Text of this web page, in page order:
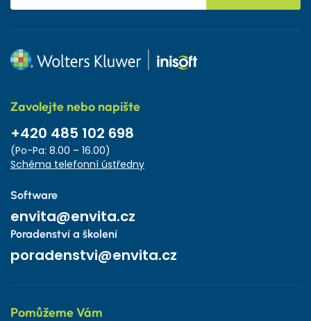
Zavolejte nebo napište
+420 485 102 698
(Po-Pa: 8.00 – 16.00)
Schéma telefonní ústředny
Software
envita@envita.cz
Poradenství a školení
poradenstvi@envita.cz
Pomůžeme Vám